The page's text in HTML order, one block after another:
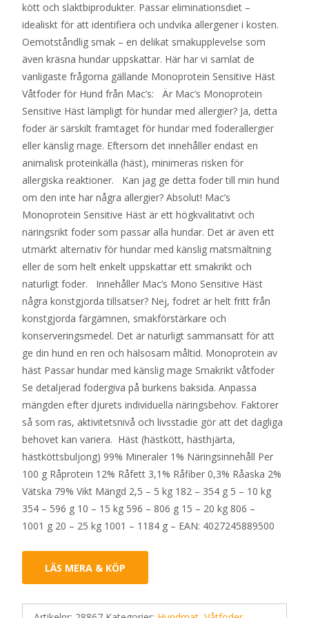
kött och slaktbiprodukter. Passar eliminationsdiet –
idealiskt för att identifiera och undvika allergener i kosten.
Oemotståndlig smak – en delikat smakupplevelse som
även kräsna hundar uppskattar. Här har vi samlat de
vanligaste frågorna gällande Monoprotein Sensitive Häst
Våtfoder för Hund från Mac’s: Är Mac’s Monoprotein
Sensitive Häst lämpligt för hundar med allergier? Ja, detta
foder är särskilt framtaget för hundar med foderallergier
eller känslig mage. Eftersom det innehåller endast en
animalisk proteinkälla (häst), minimeras risken för
allergiska reaktioner. Kan jag ge detta foder till min hund
om den inte har några allergier? Absolut! Mac’s
Monoprotein Sensitive Häst är ett högkvalitativt och
näringsrikt foder som passar alla hundar. Det är även ett
utmärkt alternativ för hundar med känslig matsmältning
eller de som helt enkelt uppskattar ett smakrikt och
naturligt foder. Innehåller Mac’s Mono Sensitive Häst
några konstgjorda tillsatser? Nej, fodret är helt fritt från
konstgjorda färgämnen, smakförstärkare och
konserveringsmedel. Det är naturligt sammansatt för att
ge din hund en ren och hälsosam måltid. Monoprotein av
häst Passar hundar med känslig mage Smakrikt våtfoder
Se detaljerad fodergiva på burkens baksida. Anpassa
mängden efter djurets individuella näringsbehov. Faktorer
så som ras, aktivitetsnivå och livsstadie gör att det dagliga
behovet kan variera. Häst (hästkött, hästhjärta,
hästköttsbuljong) 99% Mineraler 1% Näringsinnehåll Per
100 g Råprotein 12% Råfett 3,1% Råfiber 0,3% Råaska 2%
Vätska 79% Vikt Mängd 2,5 – 5 kg 182 – 354 g 5 – 10 kg
354 – 596 g 10 – 15 kg 596 – 806 g 15 – 20 kg 806 –
1001 g 20 – 25 kg 1001 – 1184 g – EAN: 4027245889500
LÄS MERA & KÖP